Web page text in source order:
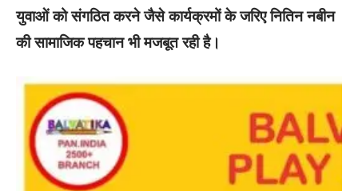
युवाओं को संगठित करने जैसे कार्यक्रमों के जरिए नितिन नबीन
की सामाजिक पहचान भी मजबूत रही है।